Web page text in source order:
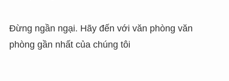
Đừng ngần ngại. Hãy đến với văn phòng văn
phòng gần nhất của chúng tôi